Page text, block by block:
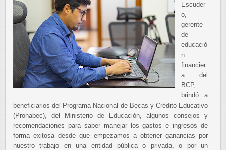
Escuder
o,
gerente
de
educació
n
financier
a del
BCP,
brindó a
beneficiarios del Programa Nacional de Becas y Crédito Educativo
(Pronabec), del Ministerio de Educación, algunos consejos y
recomendaciones para saber manejar los gastos e ingresos de
forma exitosa desde que empezamos a obtener ganancias por
nuestro trabajo en una entidad pública o privada, o por un